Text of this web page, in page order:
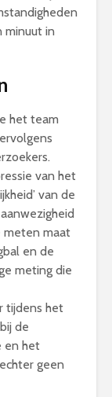
minuut in
het team
van het
van de
meten maat
en de
meting die
tijdens het
de
en het
geen